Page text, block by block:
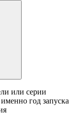
или серии
год запуска